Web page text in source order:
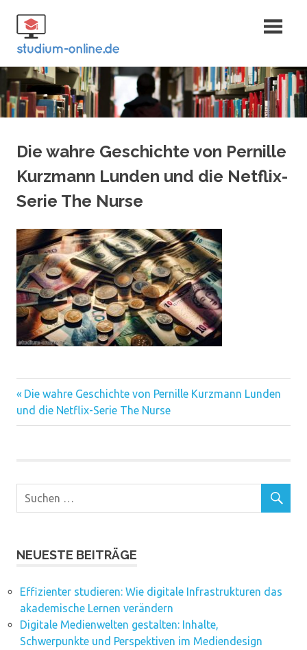
Inhalt
springen
Fernstudium
und Bachelor
Die wahre Geschichte von Pernille
Kurzmann Lunden und die Netflix-
Serie The Nurse
Beitragsnavigation
Vorheriger
Beitrag:
Die wahre Geschichte von Pernille Kurzmann Lunden
und die Netflix-Serie The Nurse
NEUESTE BEITRÄGE
Effizienter studieren: Wie digitale Infrastrukturen das
akademische Lernen verändern
Digitale Medienwelten gestalten: Inhalte,
Schwerpunkte und Perspektiven im Mediendesign